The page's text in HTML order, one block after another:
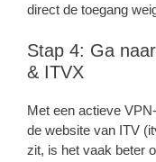
direct de toegang
Stap 4: Ga
& ITVX
Met een actieve
de website van ITV
zit, is het vaak beter